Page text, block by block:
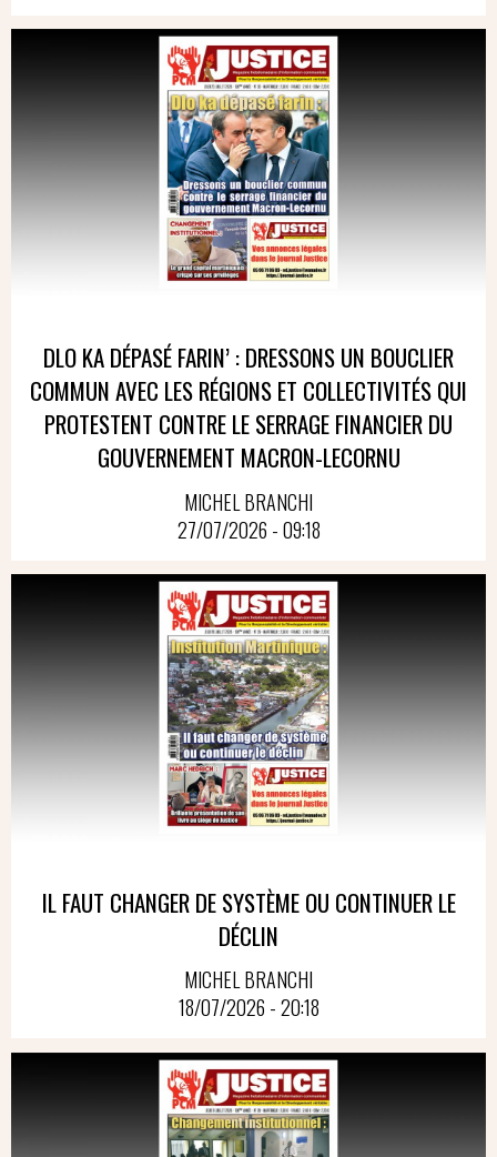
DLO KA DÉPASÉ FARIN’ : DRESSONS UN BOUCLIER
COMMUN AVEC LES RÉGIONS ET COLLECTIVITÉS QUI
PROTESTENT CONTRE LE SERRAGE FINANCIER DU
GOUVERNEMENT MACRON-LECORNU
MICHEL BRANCHI
27/07/2026 - 09:18
IL FAUT CHANGER DE SYSTÈME OU CONTINUER LE
DÉCLIN
MICHEL BRANCHI
18/07/2026 - 20:18